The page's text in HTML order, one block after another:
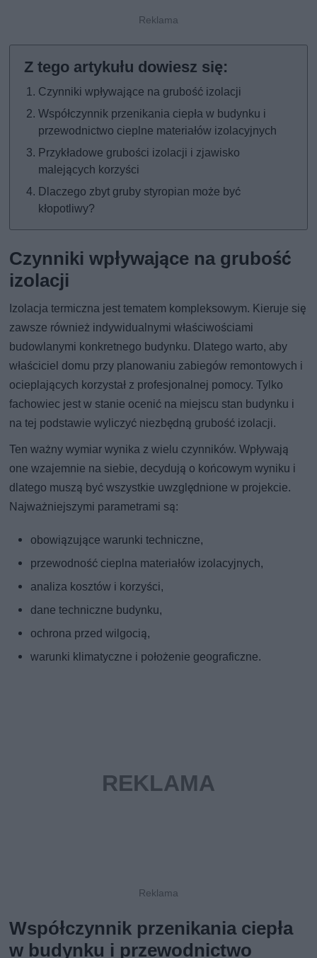
Czynniki wpływające na grubość izolacji
Współczynnik przenikania ciepła w budynku i
przewodnictwo cieplne materiałów izolacyjnych
Przykładowe grubości izolacji i zjawisko
malejących korzyści
Dlaczego zbyt gruby styropian może być
kłopotliwy?
Czynniki wpływające na grubość
izolacji
Izolacja termiczna jest tematem kompleksowym. Kieruje się
zawsze również indywidualnymi właściwościami
budowlanymi konkretnego budynku. Dlatego warto, aby
właściciel domu przy planowaniu zabiegów remontowych i
ocieplających korzystał z profesjonalnej pomocy. Tylko
fachowiec jest w stanie ocenić na miejscu stan budynku i
na tej podstawie wyliczyć niezbędną grubość izolacji.
Ten ważny wymiar wynika z wielu czynników. Wpływają
one wzajemnie na siebie, decydują o końcowym wyniku i
dlatego muszą być wszystkie uwzględnione w projekcie.
Najważniejszymi parametrami są:
obowiązujące warunki techniczne,
przewodność cieplna materiałów izolacyjnych,
analiza kosztów i korzyści,
dane techniczne budynku,
ochrona przed wilgocią,
warunki klimatyczne i położenie geograficzne.
Współczynnik przenikania ciepła
w budynku i przewodnictwo